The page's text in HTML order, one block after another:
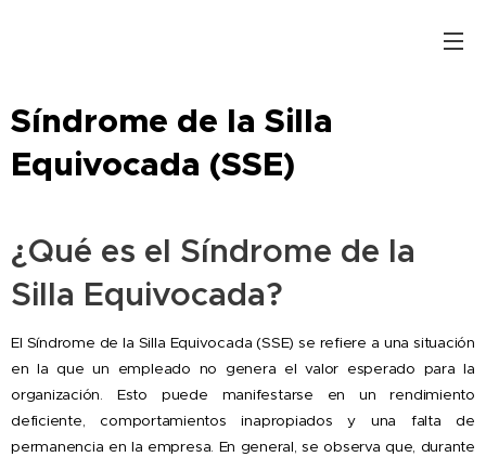
Síndrome de la Silla
Equivocada (SSE)
¿Qué es el Síndrome de la
Silla Equivocada?
El Síndrome de la Silla Equivocada (SSE) se refiere a una situación
en la que un empleado no genera el valor esperado para la
organización. Esto puede manifestarse en un rendimiento
deficiente, comportamientos inapropiados y una falta de
permanencia en la empresa. En general, se observa que, durante